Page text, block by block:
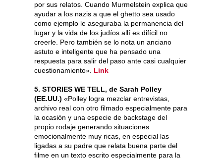
por sus relatos. Cuando Murmelstein explica que
ayudar a los nazis a que el ghetto sea usado
como ejemplo le aseguraba la permanencia del
lugar y la vida de los judíos allí es difícil no
creerle. Pero también se lo nota un anciano
astuto e inteligente que ha pensado una
respuesta para salir del paso ante casi cualquier
cuestionamiento». Link
5. STORIES WE TELL, de Sarah Polley
(EE.UU.) «Polley logra mezclar entrevistas,
archivo real con otro filmado especialmente para
la ocasión y una especie de backstage del
propio rodaje generando situaciones
emocionalmente muy ricas, en especial las
ligadas a su padre que relata buena parte del
filme en un texto escrito especialmente para la